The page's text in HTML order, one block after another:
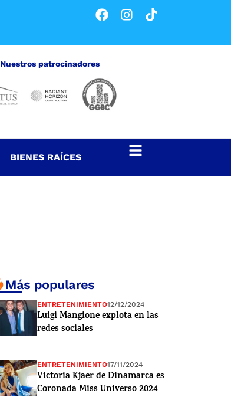
Nuestros patrocinadores
BIENES RAÍCES
Más populares
ENTRETENIMIENTO12/12/2024
Luigi Mangione explota en las
redes sociales
ENTRETENIMIENTO17/11/2024
Victoria Kjaer de Dinamarca es
Coronada Miss Universo 2024